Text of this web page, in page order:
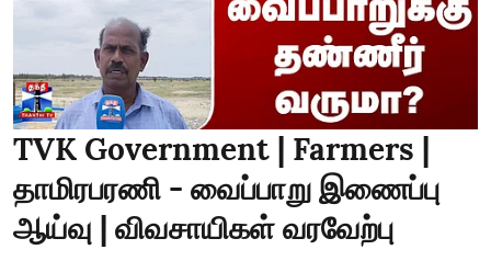
TVK Government | Farmers |
தாமிரபரணி - வைப்பாறு இணைப்பு
ஆய்வு | விவசாயிகள் வரவேற்பு